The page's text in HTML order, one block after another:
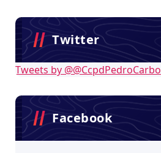
Twitter
Tweets by @@CcpdPedroCarbo
Facebook